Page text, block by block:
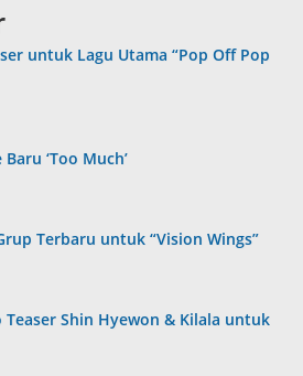
untuk Lagu Utama “Pop Off Pop
‘Too Much’
Terbaru untuk “Vision Wings”
Teaser Shin Hyewon & Kilala untuk